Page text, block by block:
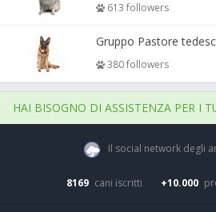
613 followers
Gruppo Pastore
380 followers
HAI BISOGNO DI ASSISTENZA PER I
Il social network degli
8169 cani iscritti +10.000